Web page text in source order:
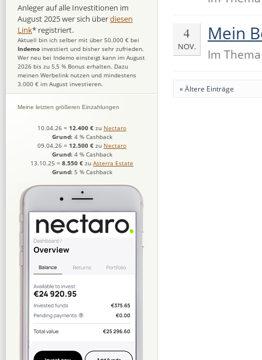
4
NOV.
Mein
Im
« Ältere Einträge
Anleger auf alle Investitionen im
August 2025 wer sich überdiesen
Link* registriert.
Aktuell bin ich selber mit über 50.000 € bei
Indemo investiert und bisher sehr zufrieden.
Wer neu bei Indemo einsteigt kann im August
2026 bis zu 5,5 % Bonus erhalten. Dazu
meinen Werbelink nutzen und mindestens
3.000 € im August investieren.
Meine letzten größeren Einzahlungen
10.04.26 = 12.400 € zu Nectaro
Grund: 4 % Cashback
09.04.26 = 12.500 € zu Nectaro
Grund: 4 % Cashback
13.10.25 = 8.550 € zu Asterra Estate
Grund: 5 % Cashback